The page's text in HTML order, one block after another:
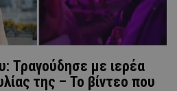
Τραγούδησε με ιερέα
της – Το βίντεο που